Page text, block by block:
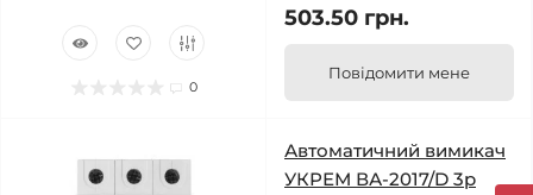
0
503.50 грн.
Повідомити мене
Автоматичний вимикач
УКРЕМ ВА-2017/D 3р